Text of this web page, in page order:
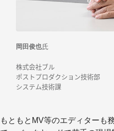
岡田俊也氏
株式会社ブル
ポストプロダクション技術部
システム技術課
もともとMV等のエディターも